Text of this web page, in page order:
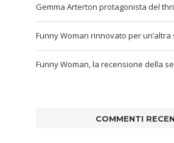
Gemma Arterton protagonista del
Funny Woman rinnovato per un’altra
Funny Woman, la recensione della
COMMENTI